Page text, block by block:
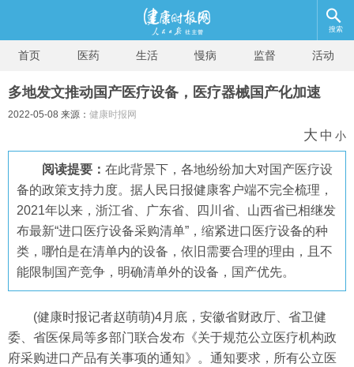
搜索
首页 医药 生活 慢病 监督 活动
多地发文推动国产医疗设备，医疗器械国产化加速
2022-05-08 来源： 健康时报网
大 中 小
阅读提要： 在此背景下，各地纷纷加大对国产医疗设
备的政策支持力度。据人民日报健康客户端不完全梳理，
2021年以来，浙江省、广东省、四川省、山西省已相继发
布最新“进口医疗设备采购清单”，缩紧进口医疗设备的种
类，哪怕是在清单内的设备，依旧需要合理的理由，且不
能限制国产竞争，明确清单外的设备，国产优先。
(健康时报记者赵萌萌)4月底，安徽省财政厅、省卫健
委、省医保局等多部门联合发布《关于规范公立医疗机构政
府采购进口产品有关事项的通知》。通知要求，所有公立医